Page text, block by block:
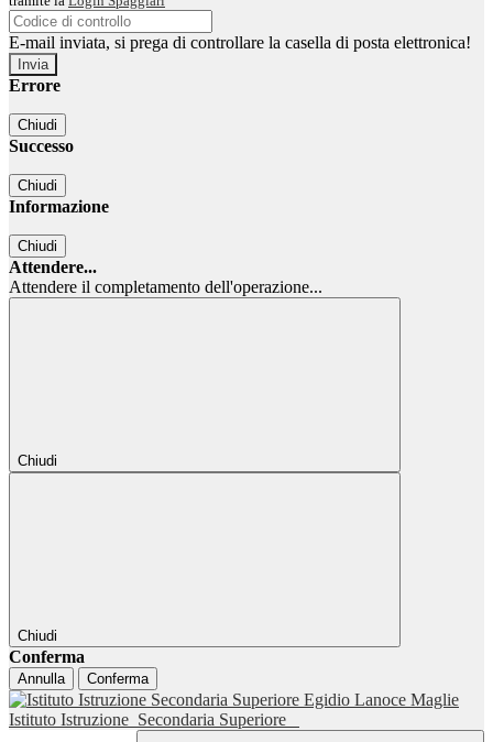
E-mail inviata, si prega di controllare la casella di posta elettronica!
Errore
Chiudi
Successo
Chiudi
Informazione
Chiudi
Attendere...
Attendere il completamento dell'operazione...
Chiudi
Chiudi
Conferma
Annulla Conferma
Istituto Istruzione Secondaria Superiore